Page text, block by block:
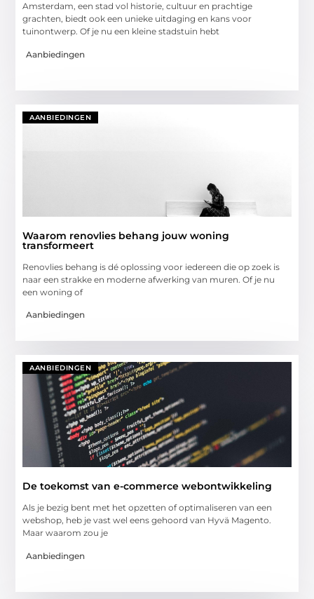
Amsterdam, een stad vol historie, cultuur en prachtige
grachten, biedt ook een unieke uitdaging en kans voor
tuinontwerp. Of je nu een kleine stadstuin hebt
Aanbiedingen
AANBIEDINGEN
Waarom renovlies behang jouw woning
transformeert
Renovlies behang is dé oplossing voor iedereen die op zoek is
naar een strakke en moderne afwerking van muren. Of je nu
een woning of
Aanbiedingen
AANBIEDINGEN
De toekomst van e-commerce webontwikkeling
Als je bezig bent met het opzetten of optimaliseren van een
webshop, heb je vast wel eens gehoord van Hyvä Magento.
Maar waarom zou je
Aanbiedingen